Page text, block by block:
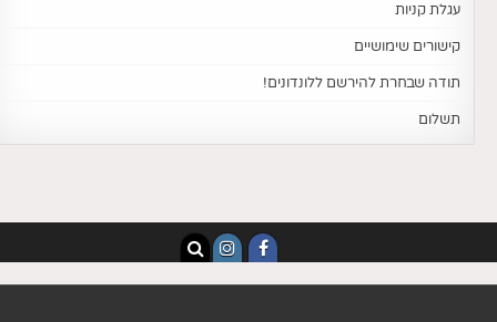
עגלת קניות
קישורים שימושיים
תודה שבחרת להירשם ללונדונים!
תשלום